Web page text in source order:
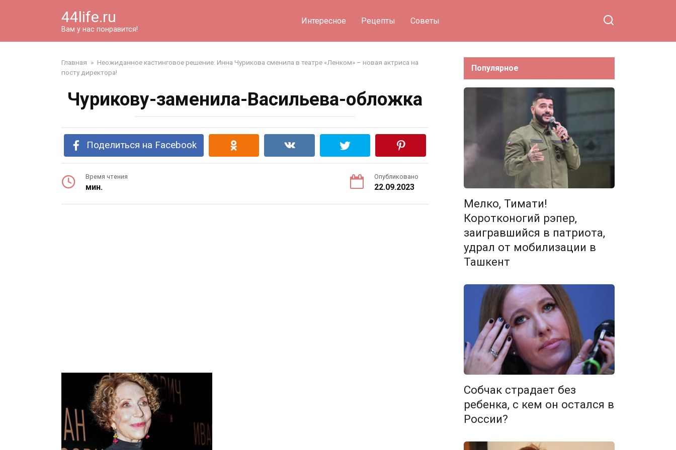
44life.ru
Вам у нас понравится!
Интересное Рецепты Советы
Главная » Неожиданное кастинговое решение: Инна Чурикова сменила в театре «Ленком» – новая актриса на
посту директора!
Чурикову-заменила-Васильева-обложка
Поделиться на Facebook
Время чтения
мин.
Опубликовано
22.09.2023
Популярное
Мелко, Тимати!
Коротконогий рэпер,
заигравшийся в патриота,
удрал от мобилизации в
Ташкент
Собчак страдает без
ребенка, с кем он остался в
России?